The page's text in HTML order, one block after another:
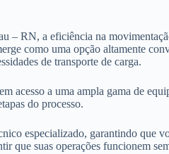
RN, a eficiência na
como uma opção altamente
de transporte de carga.
acesso a uma ampla gama de
do processo.
especializado, garantindo que
que suas operações funcionem